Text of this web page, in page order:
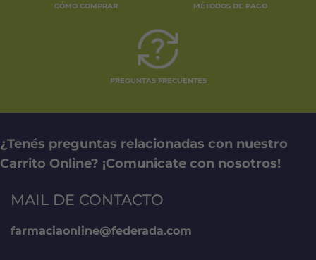
CÓMO COMPRAR MÉTODOS DE PAGO
PREGUNTAS FRECUENTES
¿Tenés preguntas relacionadas con nuestro
Carrito Online? ¡Comunicate con nosotros!
MAIL DE CONTACTO
farmaciaonline@federada.com